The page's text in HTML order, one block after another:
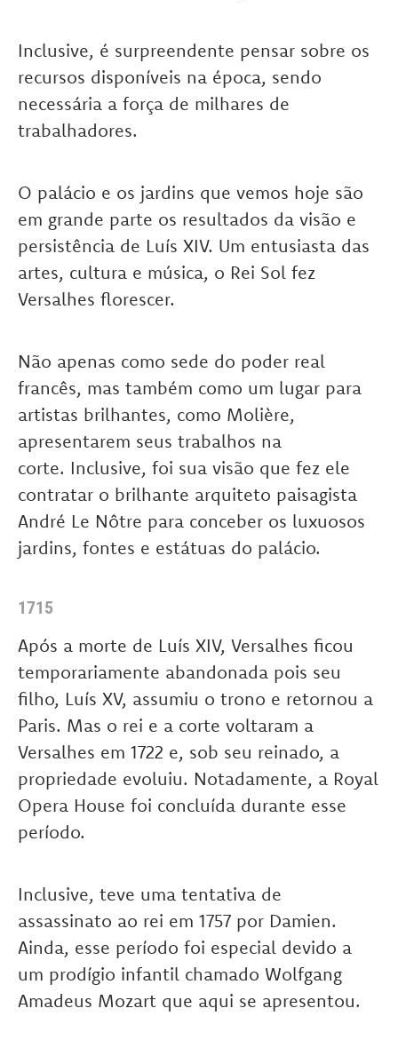
Inclusive, é surpreendente pensar sobre os
recursos disponíveis na época, sendo
necessária a força de milhares de
trabalhadores.
O palácio e os jardins que vemos hoje são
em grande parte os resultados da visão e
persistência de Luís XIV. Um entusiasta das
artes, cultura e música, o Rei Sol fez
Versalhes florescer.
Não apenas como sede do poder real
francês, mas também como um lugar para
artistas brilhantes, como Molière,
apresentarem seus trabalhos na
corte. Inclusive, foi sua visão que fez ele
contratar o brilhante arquiteto paisagista
André Le Nôtre para conceber os luxuosos
jardins, fontes e estátuas do palácio.
1715
Após a morte de Luís XIV, Versalhes ficou
temporariamente abandonada pois seu
filho, Luís XV, assumiu o trono e retornou a
Paris. Mas o rei e a corte voltaram a
Versalhes em 1722 e, sob seu reinado, a
propriedade evoluiu. Notadamente, a Royal
Opera House foi concluída durante esse
período.
Inclusive, teve uma tentativa de
assassinato ao rei em 1757 por Damien.
Ainda, esse período foi especial devido a
um prodígio infantil chamado Wolfgang
Amadeus Mozart que aqui se apresentou.